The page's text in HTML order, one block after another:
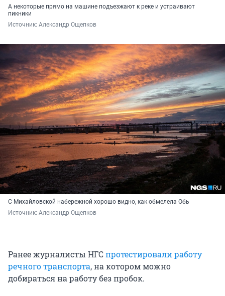
А некоторые прямо на машине подъезжают к реке и устраивают
пикники
Источник: Александр Ощепков
С Михайловской набережной хорошо видно, как обмелела Обь
Источник: Александр Ощепков
Ранее журналисты НГСпротестировали работу
речного транспорта, на котором можно
добираться на работу без пробок.